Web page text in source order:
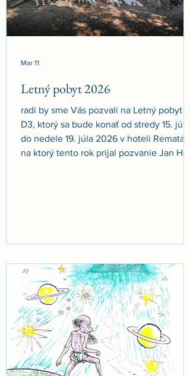
Letný pobyt 2026
radi by sme Vás pozvali na Letný pobyt
D3, ktorý sa bude konať od stredy 15. júla
do nedele 19. júla 2026 v hoteli Remata, a
na ktorý tento rok prijal pozvanie Jan
neformálnych rozhovorov a prechádzok v
Mar 11